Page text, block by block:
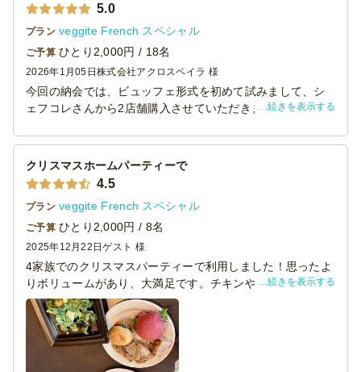
5.0
プラン veggite French スペシャル
ご予算 ひとり2,000円 / 18名
2026年1月05日 株式会社アクロスペイラ 様
今回の納会では、ビュッフェ形式を初めて試みまして、シ
ェフコレさんから2店舗購入させていただきました。
か健康に良さそうかどうかという点を重視してこちらのメ
ニューを選びました。
野菜が多くて色合いが綺麗で華やかなでしたが男性が多い
ため野菜とマリネが余ってしました。。。。お肉とバーガ
ーが大人気でした。。。（笑）
ありがとうございました。
続きを表示する
クリスマスホームパーティーで
4.5
プラン veggite French スペシャル
ご予算 ひとり2,000円 / 8名
2025年12月22日ゲスト 様
4家族でのクリスマスパーティーで利用しました！思ったよ
りボリュームがあり、大満足です。チキンやサーモンも美
味しく、ローストポークも火が通っていたので子供ともわ
かられて満足です。
カップに入ったものと、大皿のものとありましたが、結局
家族ごとに取り分けました。
続きを表示する